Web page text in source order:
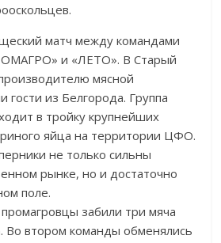
матч между командами
» и «ЛЕТО». В Старый
мясной
гости из Белгорода. Группа
в тройку крупнейших
яйца на территории ЦФО.
не только сильны
рынке, но и достаточно
поле.
забили три мяча
Во втором команды обменялись